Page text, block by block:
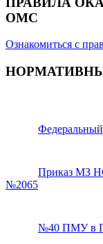
ОМС
Ознакомиться с
Федеральный
Приказ МЗ
№2065
№40 ПМУ в